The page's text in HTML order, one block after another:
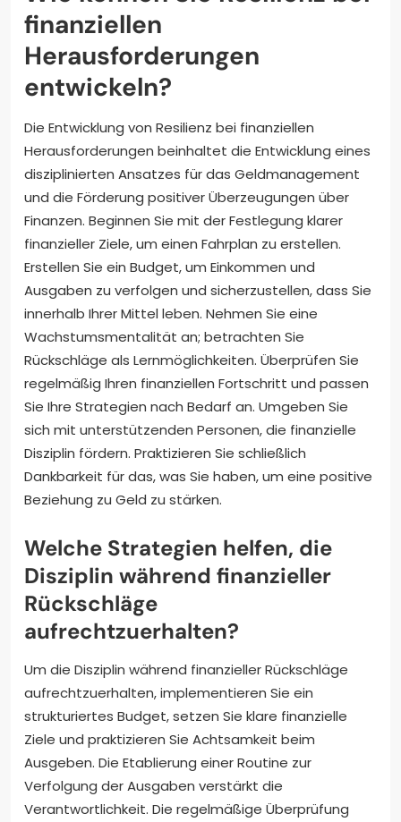
finanziellen
Herausforderungen
entwickeln?
Die Entwicklung von Resilienz bei finanziellen
Herausforderungen beinhaltet die Entwicklung eines
disziplinierten Ansatzes für das Geldmanagement
und die Förderung positiver Überzeugungen über
Finanzen. Beginnen Sie mit der Festlegung klarer
finanzieller Ziele, um einen Fahrplan zu erstellen.
Erstellen Sie ein Budget, um Einkommen und
Ausgaben zu verfolgen und sicherzustellen, dass Sie
innerhalb Ihrer Mittel leben. Nehmen Sie eine
Wachstumsmentalität an; betrachten Sie
Rückschläge als Lernmöglichkeiten. Überprüfen Sie
regelmäßig Ihren finanziellen Fortschritt und passen
Sie Ihre Strategien nach Bedarf an. Umgeben Sie
sich mit unterstützenden Personen, die finanzielle
Disziplin fördern. Praktizieren Sie schließlich
Dankbarkeit für das, was Sie haben, um eine positive
Beziehung zu Geld zu stärken.
Welche Strategien helfen, die
Disziplin während finanzieller
Rückschläge
aufrechtzuerhalten?
Um die Disziplin während finanzieller Rückschläge
aufrechtzuerhalten, implementieren Sie ein
strukturiertes Budget, setzen Sie klare finanzielle
Ziele und praktizieren Sie Achtsamkeit beim
Ausgeben. Die Etablierung einer Routine zur
Verfolgung der Ausgaben verstärkt die
Verantwortlichkeit. Die regelmäßige Überprüfung